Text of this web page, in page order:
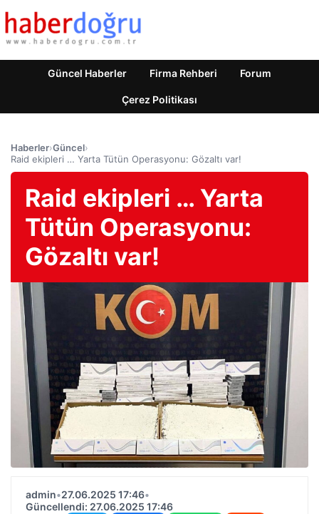
Güncel Haberler Firma Rehberi Forum
Çerez Politikası
Haberler›Güncel›
Raid ekipleri … Yarta Tütün Operasyonu: Gözaltı var!
Raid ekipleri … Yarta
Tütün Operasyonu:
Gözaltı var!
admin•27.06.2025 17:46•
Güncellendi: 27.06.2025 17:46